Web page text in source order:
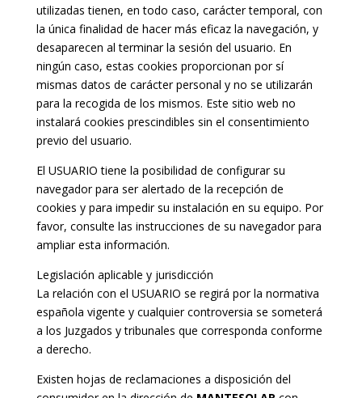
utilizadas tienen, en todo caso, carácter temporal, con
la única finalidad de hacer más eficaz la navegación, y
desaparecen al terminar la sesión del usuario. En
ningún caso, estas cookies proporcionan por sí
mismas datos de carácter personal y no se utilizarán
para la recogida de los mismos. Este sitio web no
instalará cookies prescindibles sin el consentimiento
previo del usuario.
El USUARIO tiene la posibilidad de configurar su
navegador para ser alertado de la recepción de
cookies y para impedir su instalación en su equipo. Por
favor, consulte las instrucciones de su navegador para
ampliar esta información.
Legislación aplicable y jurisdicción
La relación con el USUARIO se regirá por la normativa
española vigente y cualquier controversia se someterá
a los Juzgados y tribunales que corresponda conforme
a derecho.
Existen hojas de reclamaciones a disposición del